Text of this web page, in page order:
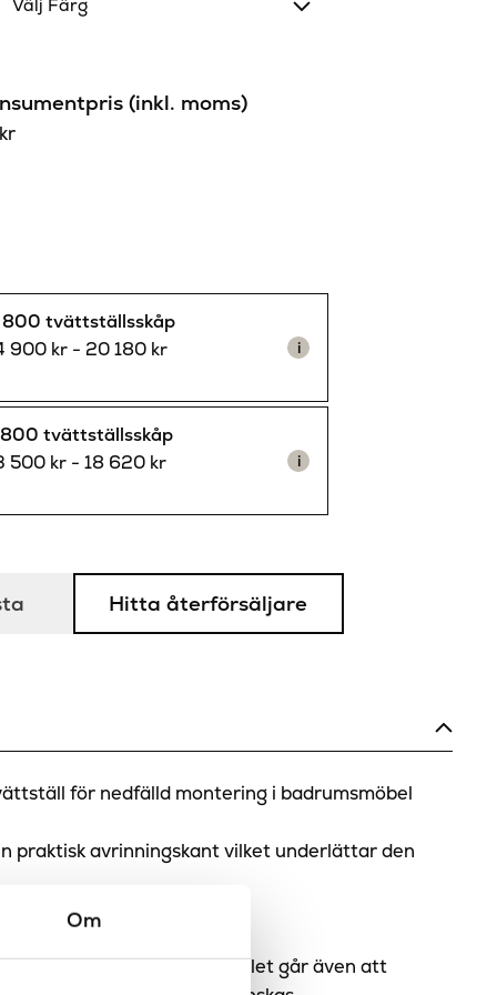
Om
Välj Färg
(inkl. moms)
kr
800 tvättställsskåp
900 kr - 20 180 kr i
800 tvättställsskåp
500 kr -18 620 kr i
Hitta återförsäljare
för nedfälld montering i badrumsmöbel
praktisk avrinningskant vilket underlättar den
ett blandarhål. Tvättstället går även att